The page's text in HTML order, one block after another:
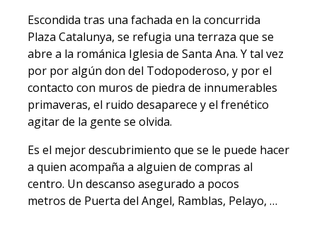
Escondida tras una fachada en la concurrida
Plaza Catalunya, se refugia una terraza que se
abre a la románica Iglesia de Santa Ana. Y tal vez
por por algún don del Todopoderoso, y por el
contacto con muros de piedra de innumerables
primaveras, el ruido desaparece y el frenético
agitar de la gente se olvida.
Es el mejor descubrimiento que se le puede hacer
a quien acompaña a alguien de compras al
centro. Un descanso asegurado a pocos
metros de Puerta del Angel, Ramblas, Pelayo, …